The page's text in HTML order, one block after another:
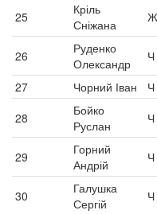
25
Кріль
Сніжана
Ж
26
Руденко
Олександр
Ч
27
Чорний Іван Ч
28
Бойко
Руслан
Ч
29
Горний
Андрій
Ч
30
Галушка
Сергій
Ч